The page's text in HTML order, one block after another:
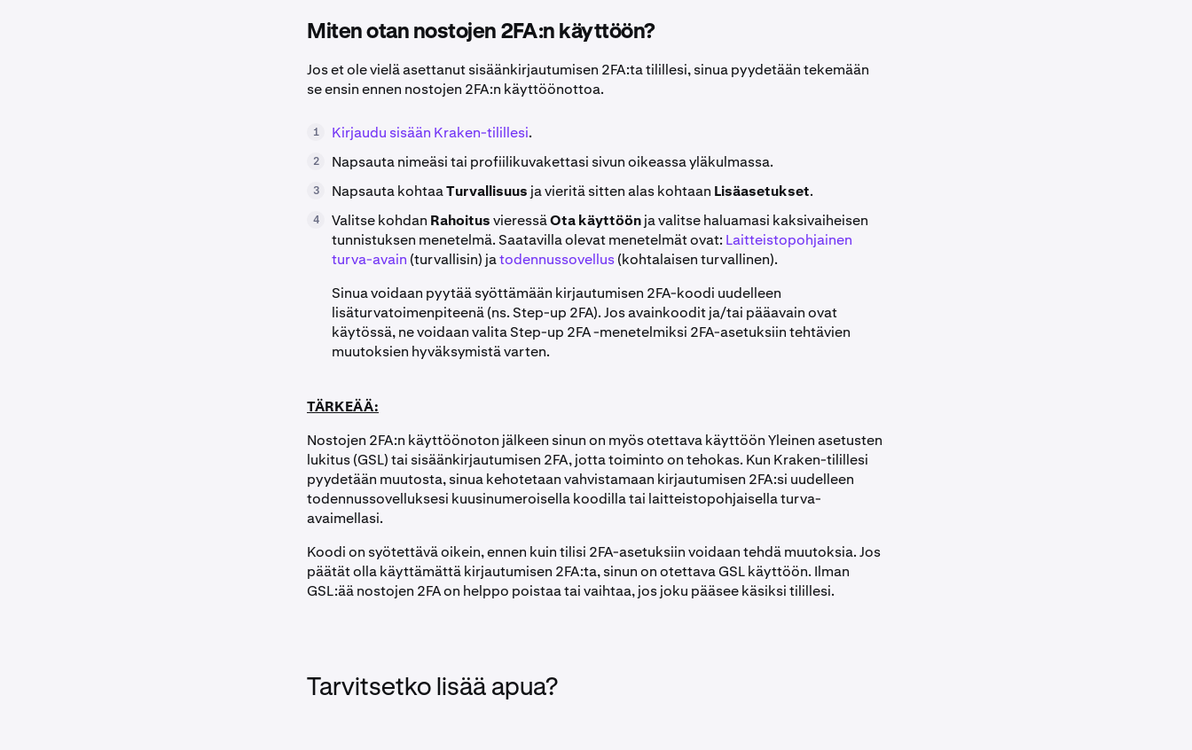
Miten otan nostojen 2FA:n käyttöön?
Jos et ole vielä asettanut sisäänkirjautumisen 2FA:ta tilillesi, sinua pyydetään tekemään
se ensin ennen nostojen 2FA:n käyttöönottoa.
1 Kirjaudu sisään Kraken-tilillesi.
2 Napsauta nimeäsi tai profiilikuvakettasi sivun oikeassa yläkulmassa.
3 Napsauta kohtaaTurvallisuus ja vieritä sitten alas kohtaan Lisäasetukset.
4 Valitse kohdan RahoitusvieressäOta käyttöönja valitse haluamasi kaksivaiheisen
tunnistuksen menetelmä. Saatavilla olevat menetelmät ovat: Laitteistopohjainen
turva-avain (turvallisin) jatodennussovellus(kohtalaisen turvallinen).
Sinua voidaan pyytää syöttämään kirjautumisen 2FA-koodi uudelleen
lisäturvatoimenpiteenä (ns. Step-up 2FA). Jos avainkoodit ja/tai pääavain ovat
käytössä, ne voidaan valita Step-up 2FA -menetelmiksi 2FA-asetuksiin tehtävien
muutoksien hyväksymistä varten.
TÄRKEÄÄ:
Nostojen 2FA:n käyttöönoton jälkeen sinun on myös otettava käyttöön Yleinen asetusten
lukitus (GSL) tai sisäänkirjautumisen 2FA, jotta toiminto on tehokas. Kun Kraken-tilillesi
pyydetään muutosta, sinua kehotetaan vahvistamaan kirjautumisen 2FA:si uudelleen
todennussovelluksesi kuusinumeroisella koodilla tai laitteistopohjaisella turva-
avaimellasi.
Koodi on syötettävä oikein, ennen kuin tilisi 2FA-asetuksiin voidaan tehdä muutoksia. Jos
päätät olla käyttämättä kirjautumisen 2FA:ta, sinun on otettava GSL käyttöön. Ilman
GSL:ää nostojen 2FA on helppo poistaa tai vaihtaa, jos joku pääsee käsiksi tilillesi.
Tarvitsetko lisää apua?